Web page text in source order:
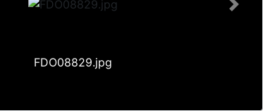
FDO08829.jpg
Next